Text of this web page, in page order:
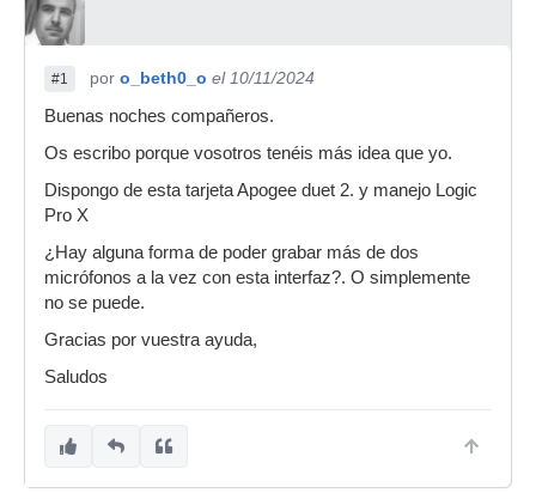
#1 por o_beth0_o el 10/11/2024
Buenas noches compañeros.
Os escribo porque vosotros tenéis más idea que yo.
Dispongo de esta tarjeta Apogee duet 2. y manejo Logic
Pro X
¿Hay alguna forma de poder grabar más de dos
micrófonos a la vez con esta interfaz?. O simplemente
no se puede.
Gracias por vuestra ayuda,
Saludos